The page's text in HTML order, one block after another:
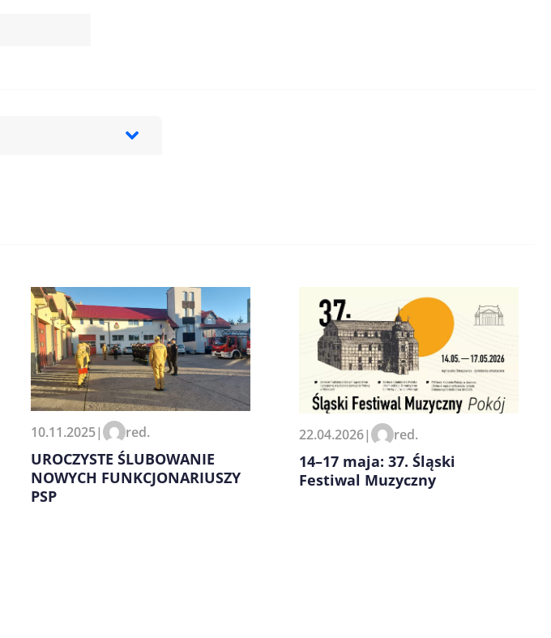
10.11.2025| red.
UROCZYSTE ŚLUBOWANIE
NOWYCH FUNKCJONARIUSZY
PSP
22.04.2026| red.
14–17 maja: 37. Śląski
Festiwal Muzyczny